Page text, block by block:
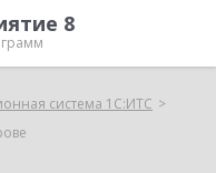
8
система 1С:ИТС